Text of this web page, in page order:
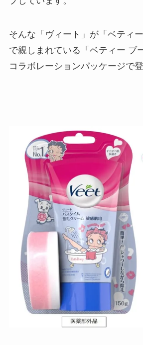
そんな「ヴィート」が「ベティ
で親しまれている「ベティー ブ
コラボレーションパッケージで登